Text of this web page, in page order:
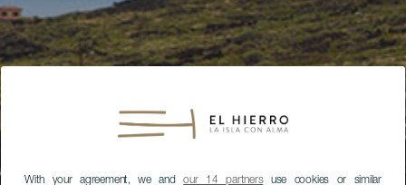
With your agreement, we andour 14 partnersuse cookies or similar